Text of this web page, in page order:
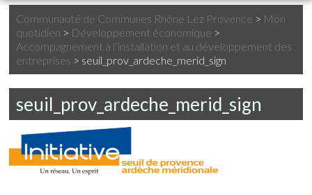
Communauté de Communes Rhône Lez Provence > Mon
quotidien > Développement économique >
Accompagnement à l’installation et au développement des
entreprises > seuil_prov_ardeche_merid_sign
seuil_prov_ardeche_merid_sign